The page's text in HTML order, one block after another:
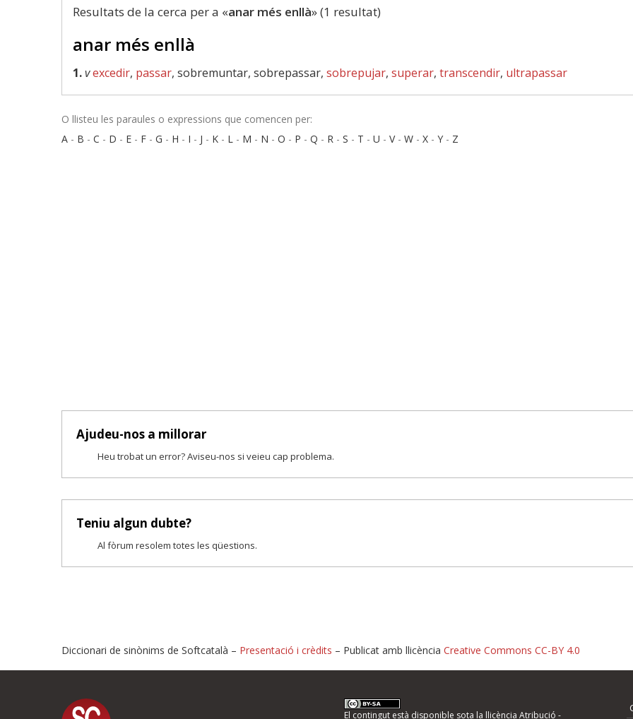
Resultats de la cerca per a «anar més enllà» (1 resultat)
anar més enllà
1.vexcedir, passar, sobremuntar, sobrepassar, sobrepujar, superar, transcendir, ultrapassar
O llisteu les paraules o expressions que comencen per:
A - B - C - D - E - F - G - H - I - J - K - L - M - N - O - P - Q - R - S - T - U - V- W - X - Y - Z
Ajudeu-nos a millorar
Heu trobat un error? Aviseu-nos si veieu cap problema.
Teniu algun dubte?
Al fòrum resolem totes les qüestions.
Proposeu-nos millores o informeu d'errors
Diccionari de sinònims de Softcatalà – Presentació i crèdits – Publicat amb llicència Creative Commons CC-BY 4.0
El contingut està disponible sota la llicència Atribució -